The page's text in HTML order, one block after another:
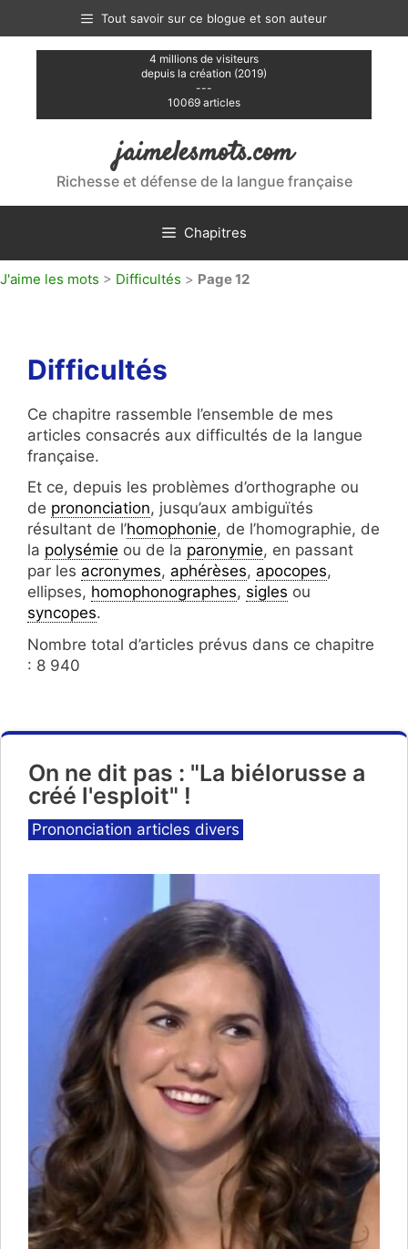
contenu
Tout savoir sur ce blogue et son auteur
4 millions de visiteurs
depuis la création (2019)
---
10069 articles
jaimelesmots.com
Richesse et défense de la langue française
Chapitres
J'aime les mots > Difficultés > Page 12
Difficultés
Ce chapitre rassemble l’ensemble de mes
articles consacrés aux difficultés de la langue
française.
Et ce, depuis les problèmes d’orthographe ou
de prononciation, jusqu’aux ambiguïtés
résultant de l’homophonie, de l’homographie, de
la polysémie ou de la paronymie, en passant
par les acronymes, aphérèses, apocopes,
ellipses, homophonographes, sigles ou
syncopes.
Nombre total d’articles prévus dans ce chapitre
: 8 940
On ne dit pas : "La biélorusse a
créé l'esploit" !
Catégories
Prononciation articles divers